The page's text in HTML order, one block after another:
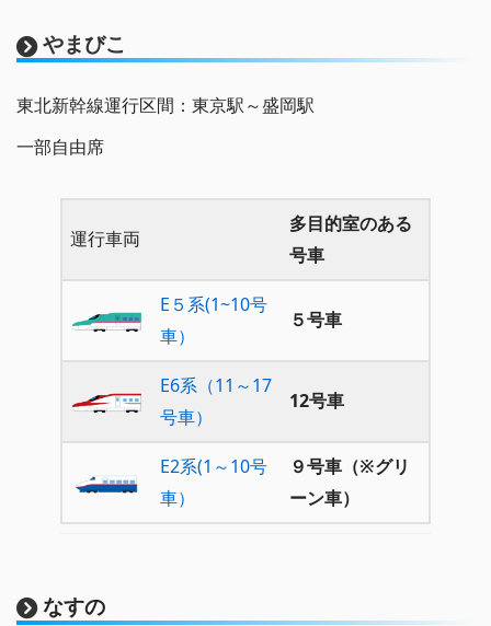
やまびこ
東北新幹線運行区間：東京駅～盛岡駅
一部自由席
運行車両
多目的室のある
号車
E５系(1~10号
車）
５号車
E6系（11～17
号車）
12号車
E2系(1～10号
車）
９号車（※グリ
ーン車）
なすの